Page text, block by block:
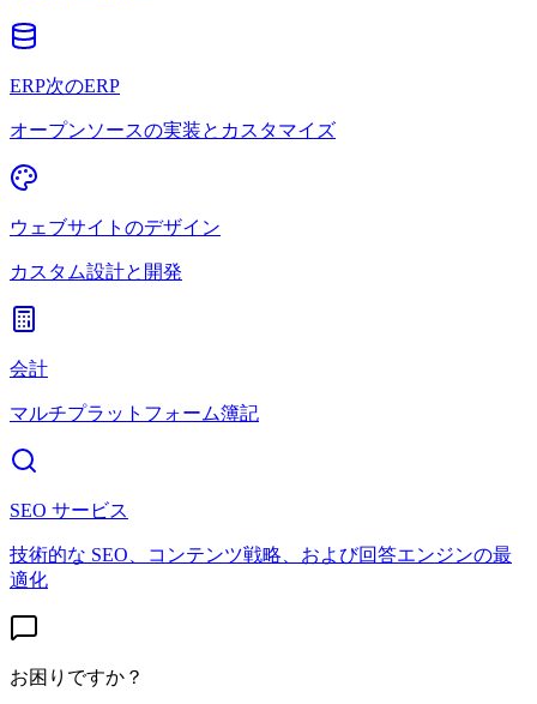
ERP次のERP
オープンソースの実装とカスタマイズ
ウェブサイトのデザイン
カスタム設計と開発
会計
マルチプラットフォーム簿記
SEO サービス
技術的な SEO、コンテンツ戦略、および回答エンジンの最
適化
お困りですか？